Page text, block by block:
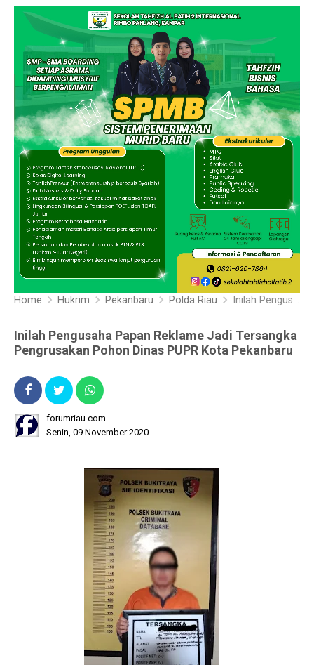
Home Hukrim Pekanbaru Polda Riau Inilah Pengusaha Papan Reklame Jadi Tersangka Pengrusakan Pohon Dinas PUPR Kota Pekanbaru
Inilah Pengusaha Papan Reklame Jadi Tersangka
Pengrusakan Pohon Dinas PUPR Kota Pekanbaru
forumriau.com
Senin, 09 November 2020